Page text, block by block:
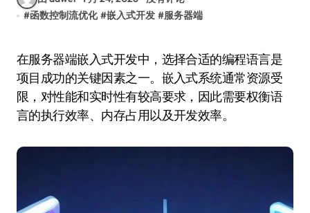
#函数控制流优化 #嵌入式开发 #服务器端
在服务器端嵌入式开发中，选择合适的编程语言是
项目成功的关键因素之一。嵌入式系统通常资源受
限，对性能和实时性有较高要求，因此需要权衡语
言的执行效率、内存占用以及开发效率。